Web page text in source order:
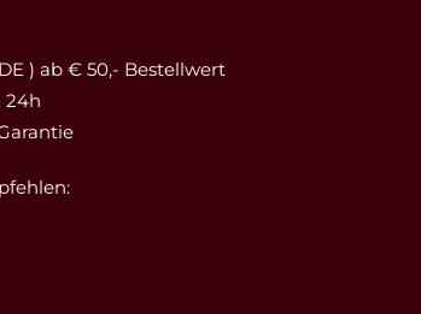
) ab € 50,- Bestellwert
24h